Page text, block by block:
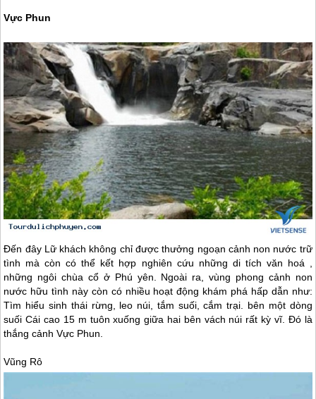
Vực Phun
Đến đây Lữ khách không chỉ được thưởng ngoạn cảnh non nước trữ
tình mà còn có thể kết hợp nghiên cứu những di tích văn hoá ,
những ngôi chùa cổ ở Phú yên . Ngoài ra, vùng phong cảnh non
nước hữu tình này còn có nhiều hoạt động khám phá hấp dẫn như:
Tìm hiểu sinh thái rừng, leo núi, tắm suối, cắm trại. bên một dòng
suối Cái cao 15 m tuôn xuống giữa hai bên vách núi rất kỳ vĩ. Đó là
thắng cảnh Vực Phun.
Vũng Rô